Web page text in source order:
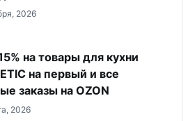
2026
на товары для кухни
на первый и все
заказы на OZON
2026